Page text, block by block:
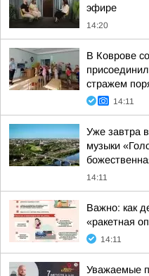
эфире
14:20
В Коврове
стражем
14:11
Уже завтра
музыки
14:11
Важно: как
«ракетная
14:11
Уважаемые